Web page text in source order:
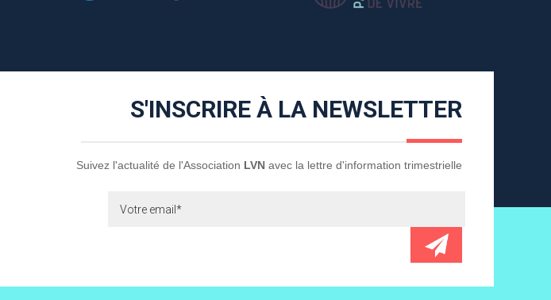
S'INSCRIRE À LA NEWSLETTER
Suivez l'actualité de l'Association LVN avec la lettre d'information trimestrielle